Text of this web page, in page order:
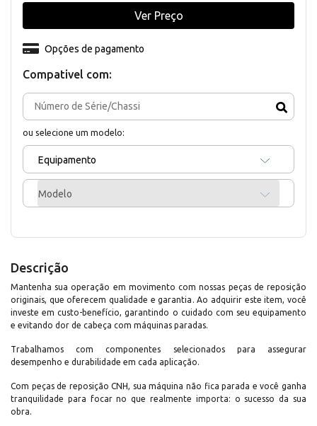
Compativel com:
ou selecione um modelo:
Equipamento
Modelo
Opções de pagamento
Ver Preço
Descrição
Mantenha sua operação em movimento com nossas peças de reposição
originais, que oferecem qualidade e garantia. Ao adquirir este item, você
investe em custo-benefício, garantindo o cuidado com seu equipamento
e evitando dor de cabeça com máquinas paradas.
Trabalhamos com componentes selecionados para assegurar
desempenho e durabilidade em cada aplicação.
Com peças de reposição CNH, sua máquina não fica parada e você ganha
tranquilidade para focar no que realmente importa: o sucesso da sua
obra.